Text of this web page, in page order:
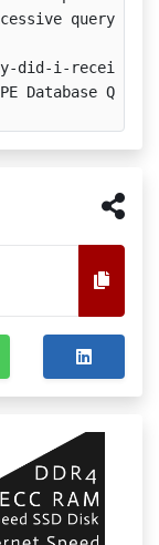
querying.
did-i-receive-
Database Query